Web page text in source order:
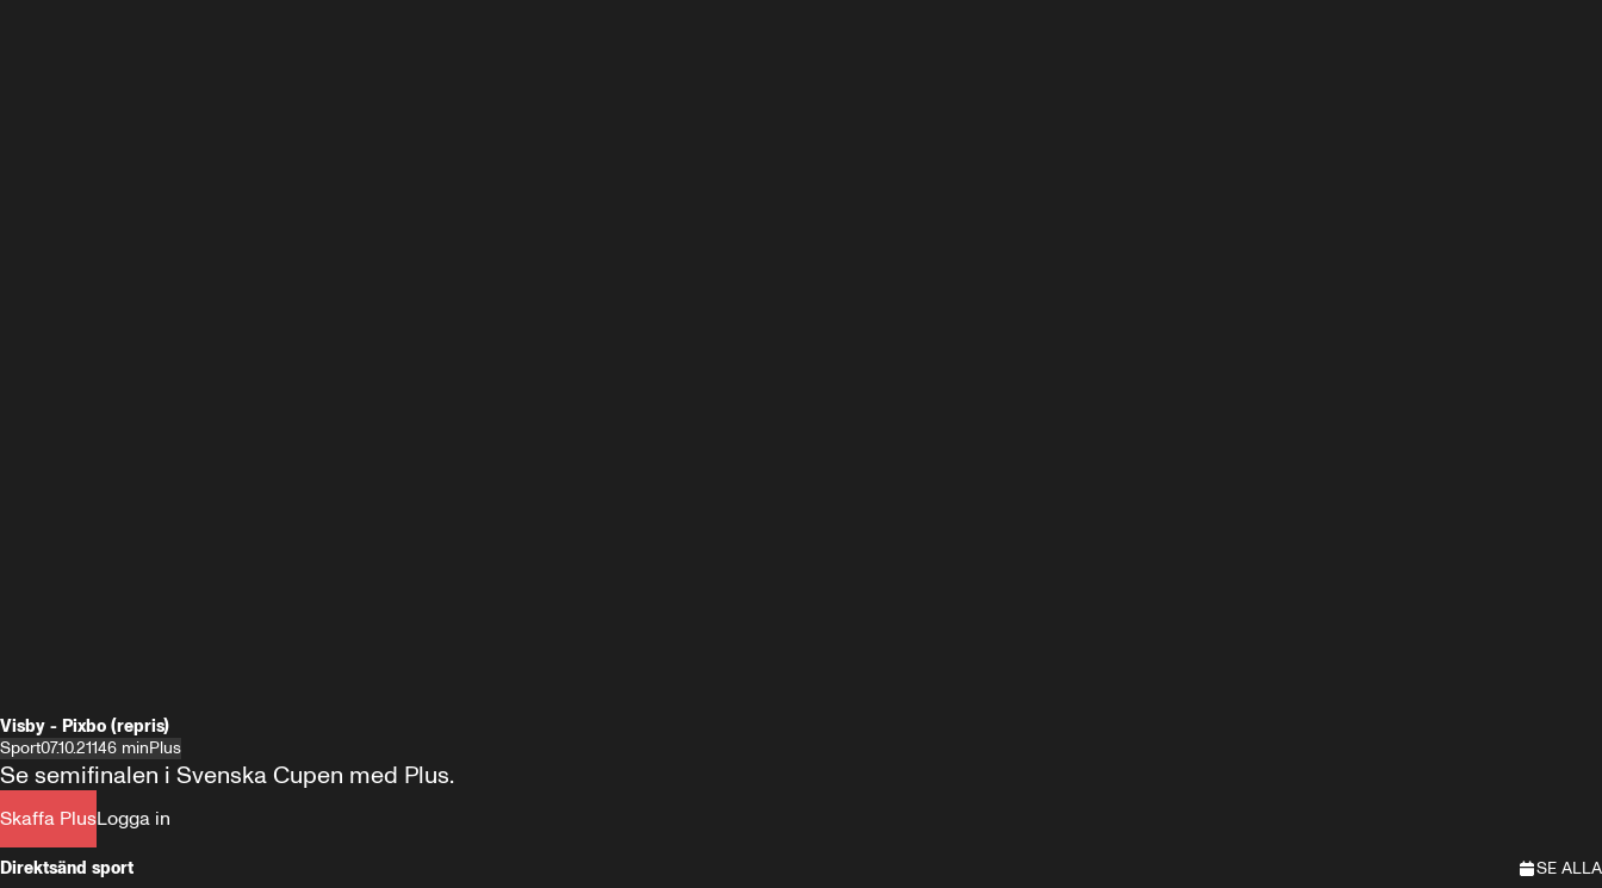
Visby - Pixbo (repris)
Sport07.10.21146 minPlus
Skaffa PlusLogga in
Se semifinalen i Svenska Cupen med Plus.
Direktsänd sport
SE ALLA